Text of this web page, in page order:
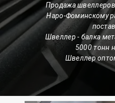
Продажа
Наро-Фоминскому
Швеллер - балка
5000 тонн
Швеллер